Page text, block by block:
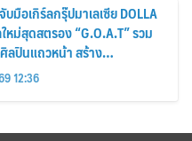
บมือเกิร์ลกรุ๊ปมาเลเซีย DOLLA
หม่สุดสตรอง “G.O.A.T” รวม
ปินแถวหน้า สร้าง
ณ์ใหม่แห่งวงการเพลงอาเซียน
12:36